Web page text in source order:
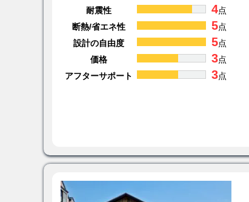
耐震性 4点
断熱/省エネ性
5点
設計の自由度
5点
価格
3点
アフターサポート
3点